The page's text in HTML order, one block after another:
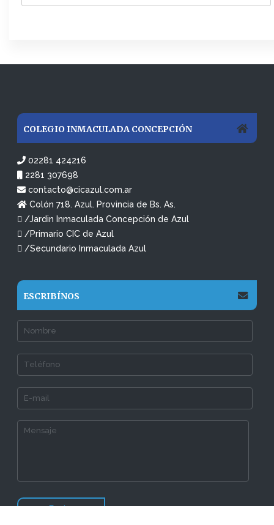
COLEGIO INMACULADA CONCEPCIÓN
02281 424216
2281 307698
contacto@cicazul.com.ar
Colón 718. Azul. Provincia de Bs. As.
/Jardin Inmaculada Concepción de Azul
/Primario CIC de Azul
/Secundario Inmaculada Azul
ESCRIBÍNOS